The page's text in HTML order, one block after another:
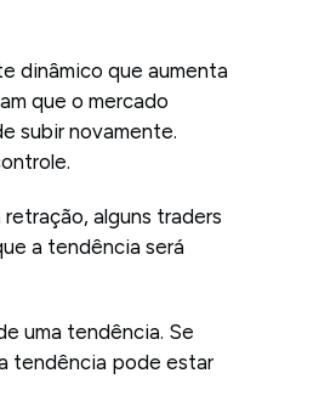
dinâmico que aumenta
que o mercado
subir novamente.
alguns traders
a tendência será
uma tendência. Se
tendência pode estar